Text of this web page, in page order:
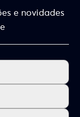
e novidades